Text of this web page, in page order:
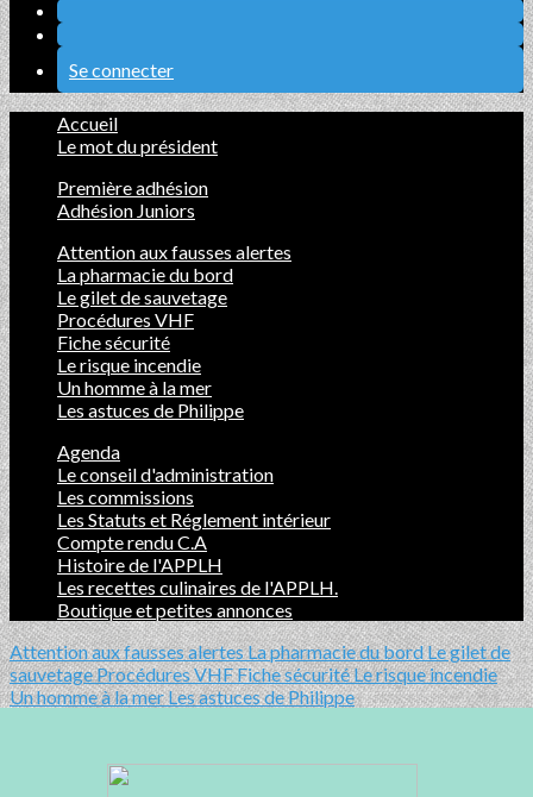
Se connecter
Accueil
Le mot du président
Première adhésion
Adhésion Juniors
Attention aux fausses alertes
La pharmacie du bord
Le gilet de sauvetage
Procédures VHF
Fiche sécurité
Le risque incendie
Un homme à la mer
Les astuces de Philippe
Agenda
Le conseil d'administration
Les commissions
Les Statuts et Réglement intérieur
Compte rendu C.A
Histoire de l'APPLH
Les recettes culinaires de l'APPLH.
Boutique et petites annonces
Attention aux fausses alertesLa pharmacie du bordLe gilet de
sauvetageProcédures VHFFiche sécuritéLe risque incendie
Un homme à la merLes astuces de Philippe